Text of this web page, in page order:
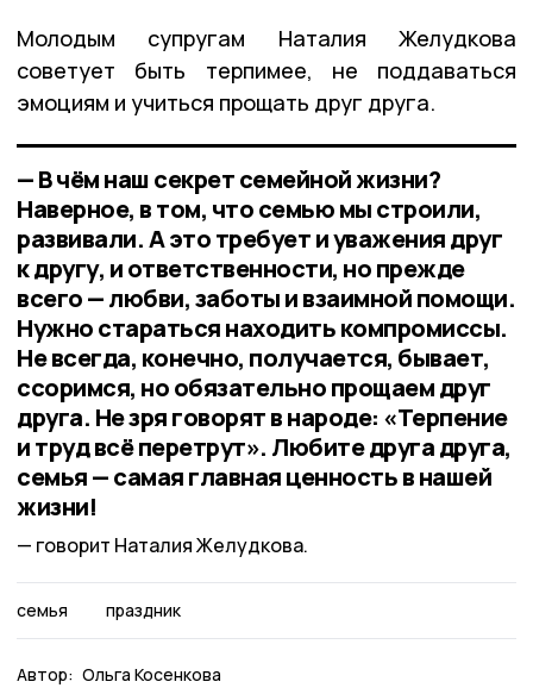
Молодым супругам Наталия Желудкова
советует быть терпимее, не поддаваться
эмоциям и учиться прощать друг друга.
— В чём наш секрет семейной жизни?
Наверное, в том, что семью мы строили,
развивали. А это требует и уважения друг
к другу, и ответственности, но прежде
всего — любви, заботы и взаимной помощи.
Нужно стараться находить компромиссы.
Не всегда, конечно, получается, бывает,
ссоримся, но обязательно прощаем друг
друга. Не зря говорят в народе: «Терпение
и труд всё перетрут». Любите друга друга,
семья — самая главная ценность в нашей
жизни!
говорит Наталия Желудкова.
семья праздник
Автор: Ольга Косенкова